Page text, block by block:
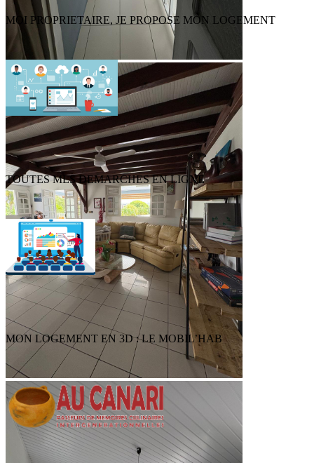
MOI PROPRIETAIRE, JE PROPOSE MON LOGEMENT
TOUTES MES DEMARCHES EN LIGNE
MON LOGEMENT EN 3D : LE MOBIL’HAB